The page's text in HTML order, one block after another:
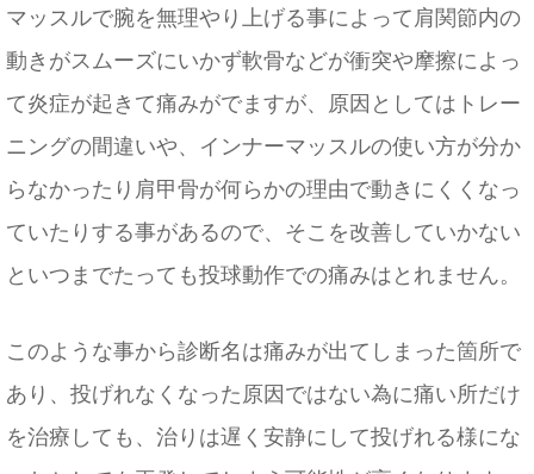
マッスルで腕を無理やり上げる事によって肩関節内の
動きがスムーズにいかず軟骨などが衝突や摩擦によっ
て炎症が起きて痛みがでますが、原因としてはトレー
ニングの間違いや、インナーマッスルの使い方が分か
らなかったり肩甲骨が何らかの理由で動きにくくなっ
ていたりする事があるので、そこを改善していかない
といつまでたっても投球動作での痛みはとれません。
​このような事から診断名は痛みが出てしまった箇所で
あり、投げれなくなった原因ではない為に痛い所だけ
を治療しても、治りは遅く安静にして投げれる様にな